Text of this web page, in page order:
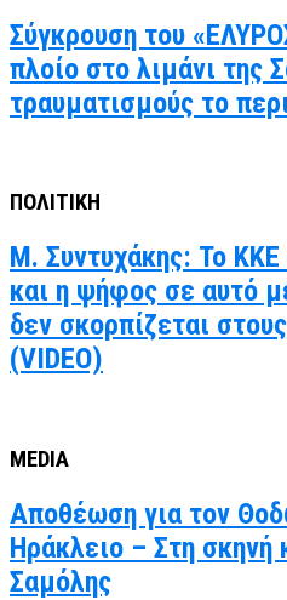
Σύγκρουση του
πλοίο στο λιμάνι της
τραυματισμούς το
ΠΟΛΙΤΙΚΗ
Μ. Συντυχάκης: Το ΚΚΕ
και η ψήφος σε αυτό
δεν σκορπίζεται
(VIDEO)
MEDIA
Αποθέωση για τον
Ηράκλειο – Στη σκηνή
Σαμόλης